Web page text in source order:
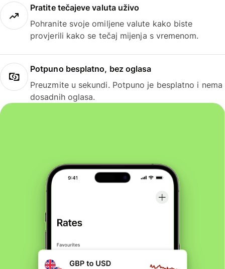
Pratite tečajeve valuta uživo
Pohranite svoje omiljene valute kako biste
provjerili kako se tečaj mijenja s vremenom.
Potpuno besplatno, bez oglasa
Preuzmite u sekundi. Potpuno je besplatno i nema
dosadnih oglasa.